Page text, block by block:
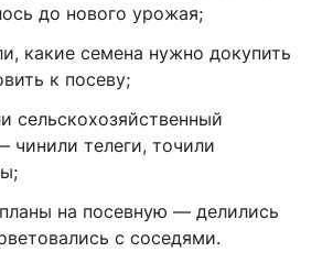
до нового урожая;
какие семена нужно докупить
к посеву;
сельскохозяйственный
чинили телеги, точили
на посевную — делились
с соседями.